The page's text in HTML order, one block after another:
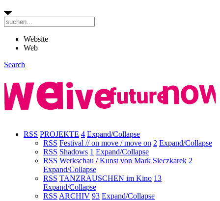
Website
Web
Search
RSS PROJEKTE 4 Expand/Collapse
RSS Festival // on move / move on 2 Expand/Collapse
RSS Shadows 1 Expand/Collapse
RSS Werkschau / Kunst von Mark Sieczkarek 2
Expand/Collapse
RSS TANZRAUSCHEN im Kino 13
Expand/Collapse
RSS ARCHIV 93 Expand/Collapse